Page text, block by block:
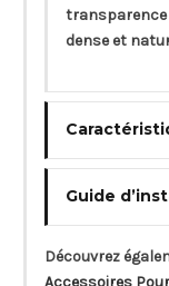
transparence
dense et
Guide
Découvrez
Accessoires